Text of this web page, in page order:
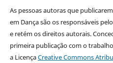
As pessoas autorasque
em Dançasão os responsáveis
e retém os direitos autorais.
primeira publicação com o
a LicençaCreative Commons